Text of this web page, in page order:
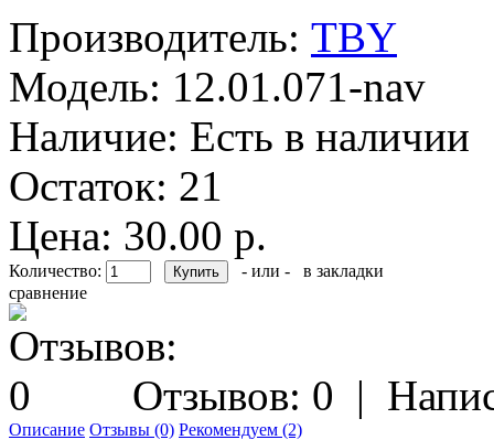
Производитель: TBY
Модель: 12.01.071-nav
Наличие: Есть в наличии
Остаток: 21
Цена: 30.00 р.
Количество: - или -
в закладки
сравнение
Отзывов: 0 |
Описание Отзывы (0) Рекомендуем (2)